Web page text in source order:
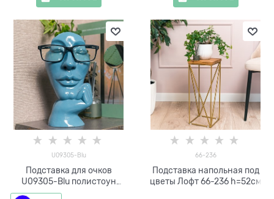
U09305-Blu
Подставка для очков
U09305-Blu полистоун
цв.синий
66-236
Подставка напольная под
цветы Лофт 66-236 h=52см